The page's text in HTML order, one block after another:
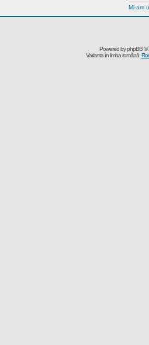
Mi-am
Powered byphpBB©
Varianta în limba română: